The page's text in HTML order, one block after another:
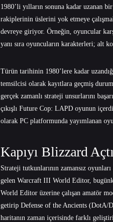
1980’li yılların sonuna kadar uzanan
rakiplerinin üslerini yok etmeye
devreye giriyor. Örneğin, oyuncular
yanı sıra oyuncuların karakterleri; alt
Türün tarihinin 1980’lere kadar
temsilcisi olarak kayıtlara geçmiş
gerçek zamanlı strateji unsurlarını
çıkışlı Future Cop: LAPD oyunun
olarak PC platformunda yayımlanan
Kapıyı Blizzard
Strateji tutkunlarının zamansız
gelen Warcraft III World Editor,
World Editor üzerine çalışan amatör
getirip Defense of the Ancients (DotA/
haritanın zaman içerisinde farklı